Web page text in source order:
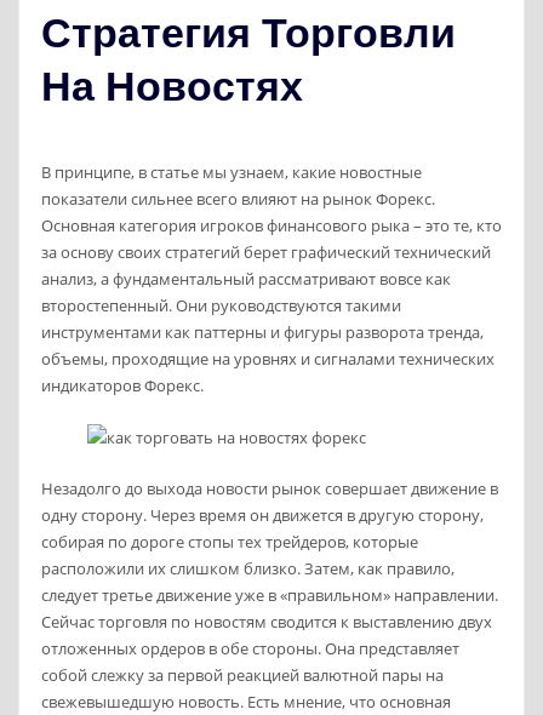
Стратегия Торговли
На Новостях
В принципе, в статье мы узнаем, какие новостные
показатели сильнее всего влияют на рынок Форекс.
Основная категория игроков финансового рыка – это те, кто
за основу своих стратегий берет графический технический
анализ, а фундаментальный рассматривают вовсе как
второстепенный. Они руководствуются такими
инструментами как паттерны и фигуры разворота тренда,
объемы, проходящие на уровнях и сигналами технических
индикаторов Форекс.
Незадолго до выхода новости рынок совершает движение в
одну сторону. Через время он движется в другую сторону,
собирая по дороге стопы тех трейдеров, которые
расположили их слишком близко. Затем, как правило,
следует третье движение уже в «правильном» направлении.
Сейчас торговля по новостям сводится к выставлению двух
отложенных ордеров в обе стороны. Она представляет
собой слежку за первой реакцией валютной пары на
свежевышедшую новость. Есть мнение, что основная